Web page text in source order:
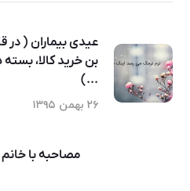
عیدی بیماران ( در
بن خرید کالا،
...)
۲۶ بهمن ۱۳۹۵
مصاحبه با خانم